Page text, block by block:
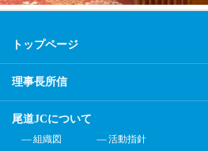
トップページ
理事長所信
尾道JCについて
組織図 活動指針